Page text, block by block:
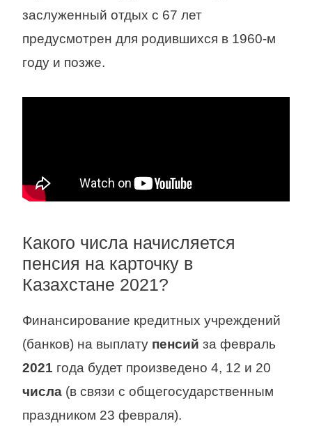
заслуженный отдых с 67 лет
предусмотрен для родившихся в 1960-м
году и позже.
Какого числа начисляется
пенсия на карточку в
Казахстане 2021?
Финансирование кредитных учреждений
(банков) на выплату пенсий за февраль
2021 года будет произведено 4, 12 и 20
числа (в связи с общегосударственным
праздником 23 февраля).